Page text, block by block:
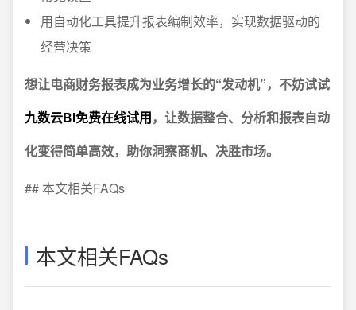
用自动化工具提升报表编制效率，实现数据驱动的
经营决策
想让电商财务报表成为业务增长的“发动机”，不妨试试
九数云BI免费在线试用，让数据整合、分析和报表自动
化变得简单高效，助你洞察商机、决胜市场。
## 本文相关FAQs
本文相关FAQs